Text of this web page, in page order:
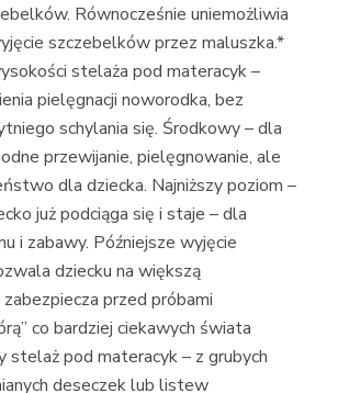
Równocześnie uniemożliwia
szczebelków przez maluszka.*
stelaża pod materacyk –
pielęgnacji noworodka, bez
schylania się. Środkowy – dla
przewijanie, pielęgnowanie, ale
dla dziecka. Najniższy poziom –
już podciąga się i staje – dla
i zabawy. Późniejsze wyjęcie
dziecku na większą
przed próbami
co bardziej ciekawych świata
stelaż pod materacyk – z grubych
deseczek lub listew